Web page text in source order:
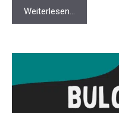
Weiterlesen…